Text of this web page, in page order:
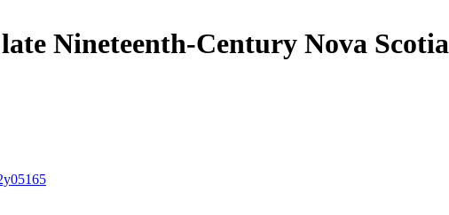
Nineteenth-Century Nova Scotia